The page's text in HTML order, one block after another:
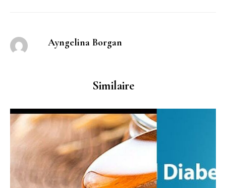
Ayngelina Borgan
Similaire